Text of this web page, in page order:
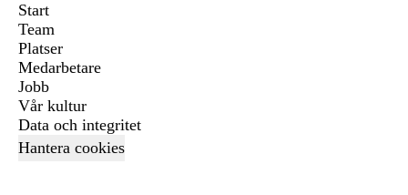
Start
Team
Platser
Medarbetare
Jobb
Vår kultur
Data och integritet
Hantera cookies